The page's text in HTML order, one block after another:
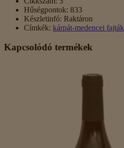
Hűségpontok: 833
Készletinfó: Raktáron
Címkék: kárpát-medencei fajták
Kapcsolódó termékek